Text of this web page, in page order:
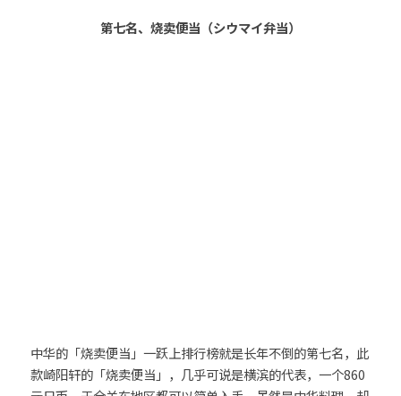
第七名、烧卖便当（シウマイ弁当）
中华的「烧卖便当」一跃上排行榜就是长年不倒的第七名，此
款崎阳轩的「烧卖便当」，几乎可说是横滨的代表，一个860